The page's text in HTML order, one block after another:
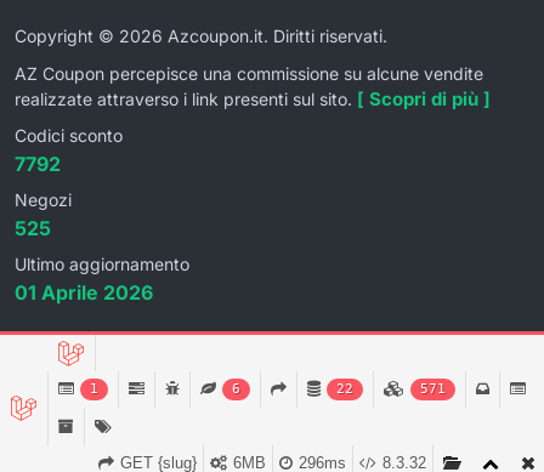
Copyright © 2026 Azcoupon.it. Diritti riservati.
AZ Coupon percepisce una commissione su alcune vendite
realizzate attraverso i link presenti sul sito. [ Scopri di più ]
Codici sconto
7792
Negozi
525
Ultimo aggiornamento
01 Aprile 2026
1 6 22 571
8.3.32
296ms
6MB
GET {slug}